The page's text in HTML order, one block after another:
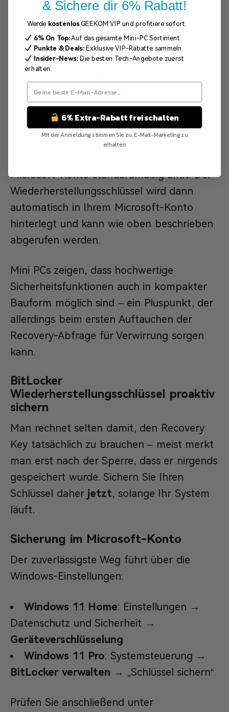
Windows-11-PC, der diese Anforderungen
erfüllt – egal ob Tower,Laptopoder Mini
PC.
TPM 2.0 ist Standard – auch bei
GEEKOM
Viele aktuelleMini PCswerden mit
Windows 11 Pround aktiviertem TPM 2.0
ausgeliefert. Auch bei GEEKOM Mini PCs ist
Microsoft-Konto standardmäßig aktiv. Der
Wiederherstellungsschlüssel wird dann
automatisch in Ihrem Microsoft-Konto
hinterlegt und kann wie oben beschrieben
abgerufen werden.
Mini PCs zeigen, dass hochwertige
Sicherheitsfunktionen auch in kompakter
Bauform möglich sind – ein Pluspunkt, der
allerdings beim ersten Auftauchen der
Recovery-Abfrage für Verwirrung sorgen
kann.
BitLocker
Wiederherstellungsschlüssel proaktiv
sichern
Man rechnet selten damit, den Recovery
Key tatsächlich zu brauchen – meist merkt
man erst nach der Sperre, dass er nirgends
gespeichert wurde. Sichern Sie Ihren
Schlüssel daher jetzt, solange Ihr System
läuft.
Sicherung im Microsoft-Konto
Der zuverlässigste Weg führt über die
Windows-Einstellungen:
Windows 11 Home: Einstellungen →
Datenschutz und Sicherheit →
Geräteverschlüsselung
Windows 11 Pro: Systemsteuerung →
BitLocker verwalten → „Schlüssel sichern“
Prüfen Sie anschließend unter
& Sichere dir 6% Rabatt!
Werde kostenlosGEEKOM VIP und profitiere sofort.
6% On Top:Auf das gesamte Mini-PC Sortiment.
Punkte & Deals:Exklusive VIP-Rabatte sammeln.
Insider-News:Die besten Tech-Angebote zuerst
erhalten.
6% Extra-Rabatt freischalten
Mit der Anmeldung stimmen Sie zu, E-Mail-Marketing zu
erhalten